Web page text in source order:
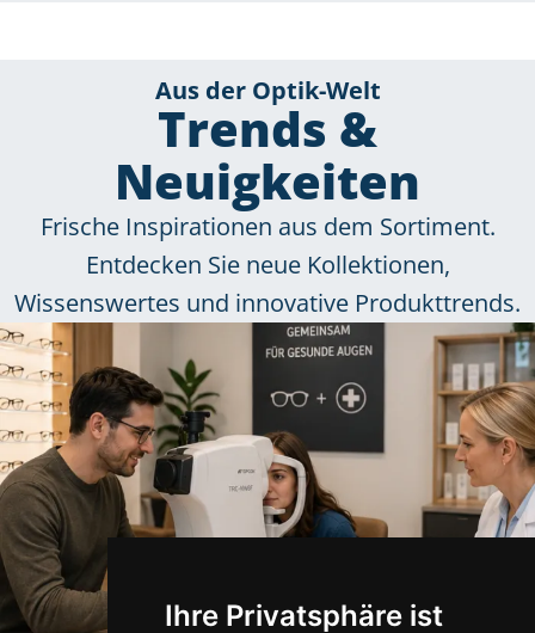
Ihre Privatsphäre ist
Aus der Optik-Welt
Trends &
Neuigkeiten
Frische Inspirationen aus dem Sortiment.
Entdecken Sie neue Kollektionen,
Wissenswertes und innovative Produkttrends.